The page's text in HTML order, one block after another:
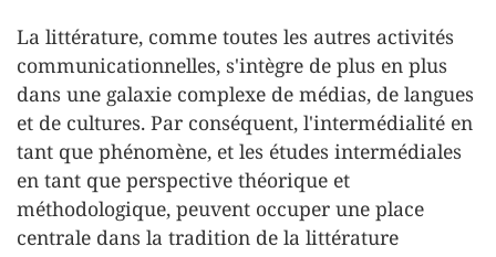
La littérature, comme toutes les autres activités
communicationnelles, s'intègre de plus en plus
dans une galaxie complexe de médias, de langues
et de cultures. Par conséquent, l'intermédialité en
tant que phénomène, et les études intermédiales
en tant que perspective théorique et
méthodologique, peuvent occuper une place
centrale dans la tradition de la littérature